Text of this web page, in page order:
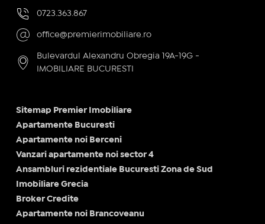
0723.363.867
office@premierimobiliare.ro
Bulevardul Alexandru Obregia 19A-19G -
IMOBILIARE BUCURESTI
Sitemap Premier Imobiliare
Apartamente Bucuresti
Apartamente noi Berceni
Vanzari apartamente noi sector 4
Ansambluri rezidentiale Bucuresti Zona de Sud
Imobiliare Grecia
Broker Credite
Apartamente noi Brancoveanu